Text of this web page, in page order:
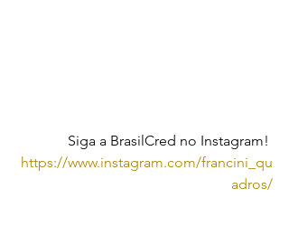
Siga a BrasilCred no Instagram!
https://www.instagram.com/francini_qu
adros/